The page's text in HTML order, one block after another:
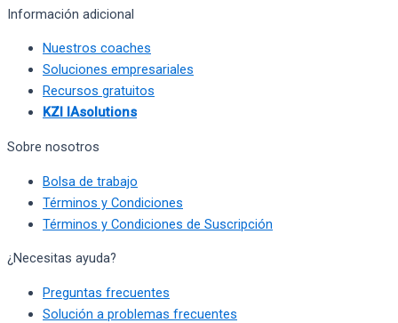
Información adicional
Nuestros coaches
Soluciones empresariales
Recursos gratuitos
KZI IAsolutions
Sobre nosotros
Bolsa de trabajo
Términos y Condiciones
Términos y Condiciones de Suscripción
¿Necesitas ayuda?
Preguntas frecuentes
Solución a problemas frecuentes